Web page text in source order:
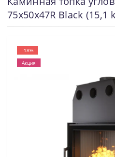
75х50х47R Black (15,1
-18%
Акция